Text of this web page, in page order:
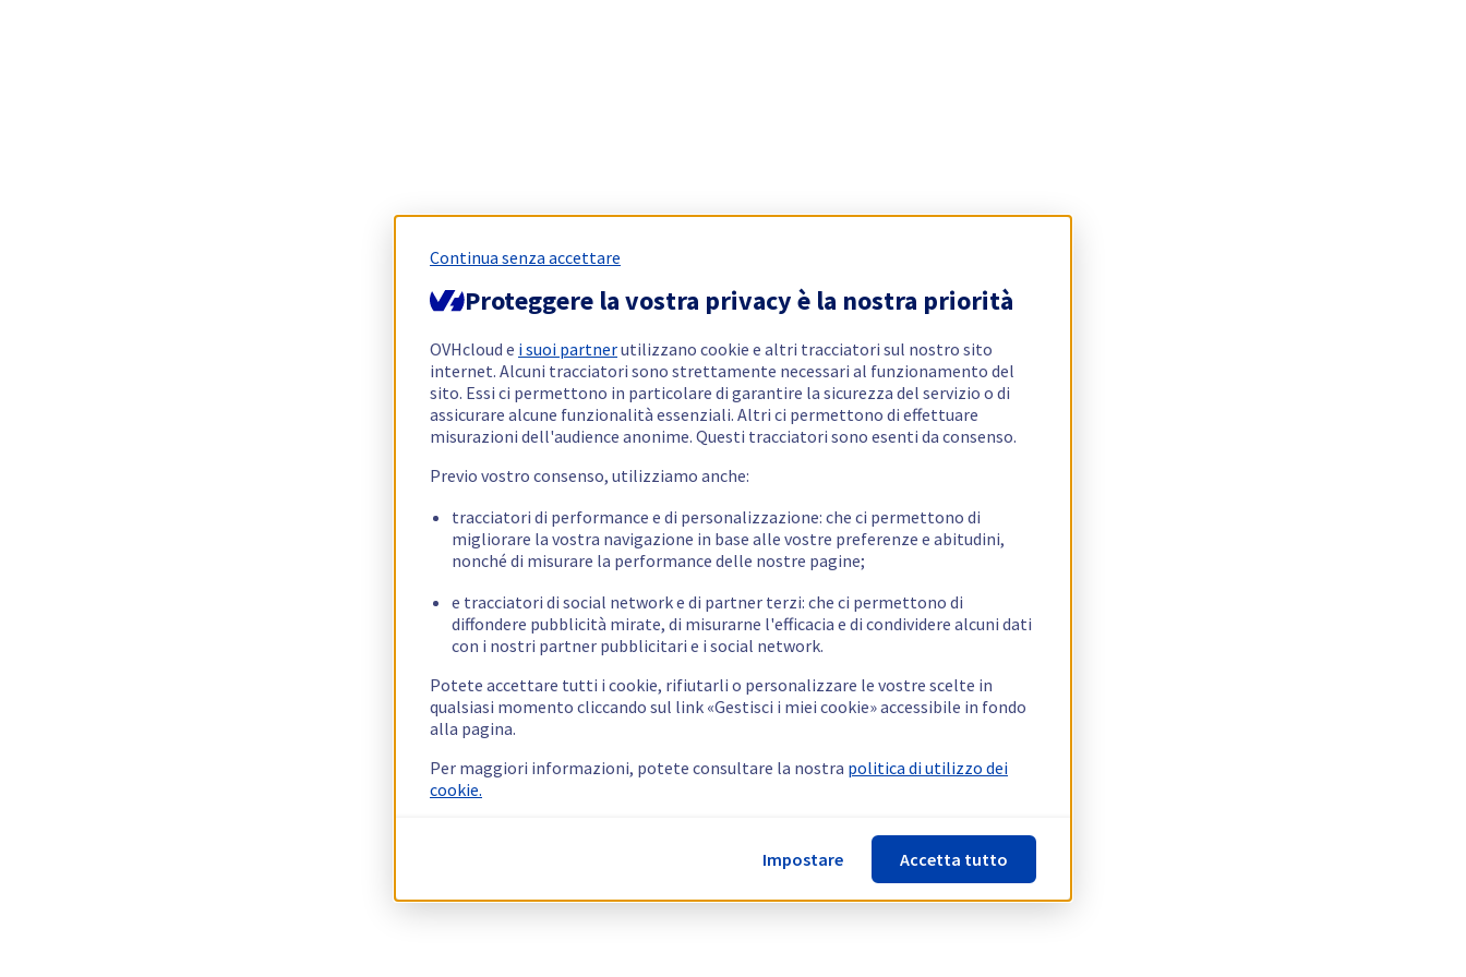
Continua senza accettare
Proteggere la vostra privacy è la nostra priorità
OVHcloud e i suoi partnerutilizzano cookie e altri tracciatori sul nostro sito
internet. Alcuni tracciatori sono strettamente necessari al funzionamento del
sito. Essi ci permettono in particolare di garantire la sicurezza del servizio o di
assicurare alcune funzionalità essenziali. Altri ci permettono di effettuare
misurazioni dell'audience anonime. Questi tracciatori sono esenti da consenso.
Previo vostro consenso, utilizziamo anche:
tracciatori di performance e di personalizzazione: che ci permettono di
migliorare la vostra navigazione in base alle vostre preferenze e abitudini,
nonché di misurare la performance delle nostre pagine;
e tracciatori di social network e di partner terzi: che ci permettono di
diffondere pubblicità mirate, di misurarne l'efficacia e di condividere alcuni dati
con i nostri partner pubblicitari e i social network.
Potete accettare tutti i cookie, rifiutarli o personalizzare le vostre scelte in
qualsiasi momento cliccando sul link «Gestisci i miei cookie» accessibile in fondo
alla pagina.
Per maggiori informazioni, potete consultare la nostra politica di utilizzo dei
cookie.
Impostare Accetta tutto